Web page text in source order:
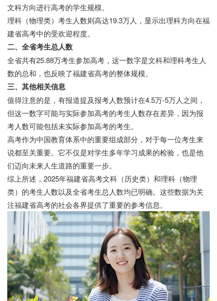
文科方向进行高考的学生规模。
理科（物理类）考生人数则高达19.3万人，显示出理科方向在福
建省高考中的受欢迎程度。
二、全省考生总人数
全省共有25.88万考生参加高考，这一数字是文科和理科考生人
数的总和，也反映了福建省高考的整体规模。
三、其他相关信息
值得注意的是，有报道提及报考人数预计在4.5万-5万人之间，
但这一数字可能与实际参加高考的考生人数存在差异，因为报
考人数可能包括未实际参加高考的考生。
高考作为中国教育体系中的重要组成部分，对于每一位考生来
说都至关重要。它不仅是对学生多年学习成果的检验，也是他
们迈向未来人生道路的重要一步。
综上所述，2025年福建省高考文科（历史类）和理科（物理
类）的考生人数以及全省考生总人数均已明确。这些数据为关
注福建省高考的社会各界提供了重要的参考信息。